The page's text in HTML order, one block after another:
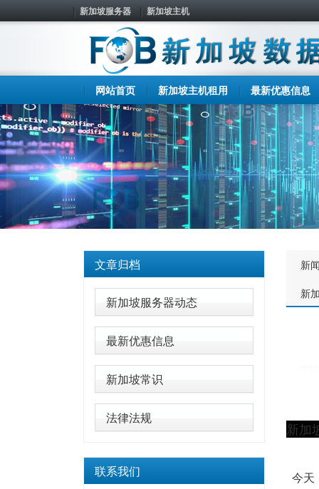
新加坡服务器 新加坡主机
网站首页 新加坡主机租用 最新优惠信息
文章归档
新加坡服务器动态
最新优惠信息
新加坡常识
法律法规
联系我们
新
新
新加
今天